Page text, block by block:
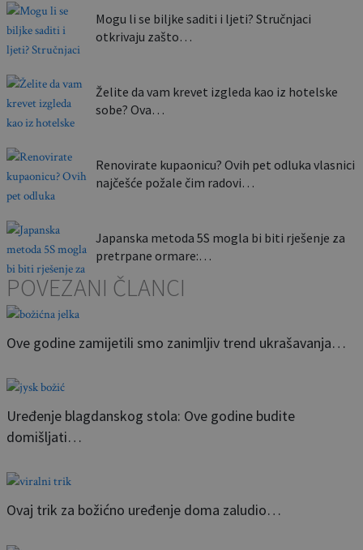
Mogu li se biljke saditi i ljeti? Stručnjaci
otkrivaju zašto…
Želite da vam krevet izgleda kao iz hotelske
sobe? Ova…
Renovirate kupaonicu? Ovih pet odluka vlasnici
najčešće požale čim radovi…
Japanska metoda 5S mogla bi biti rješenje za
pretrpane ormare:…
POVEZANI ČLANCI
Ove godine zamijetili smo zanimljiv trend ukrašavanja…
Uređenje blagdanskog stola: Ove godine budite
domišljati…
Ovaj trik za božićno uređenje doma zaludio…